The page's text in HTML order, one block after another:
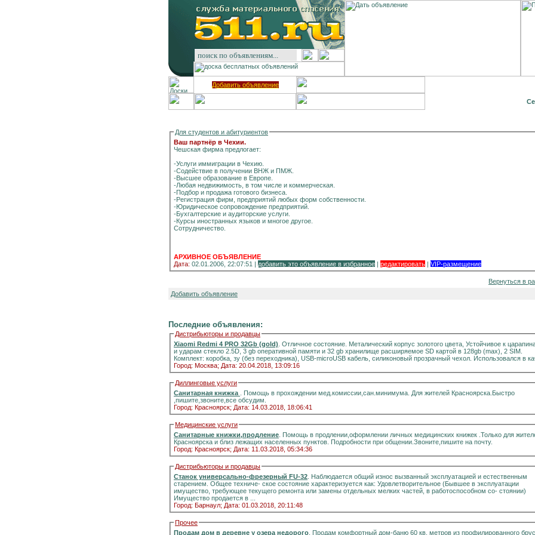
Добавить объявление
Для студентов и абитуриентов
Ваш партнёр в Чехии.
Чешская фирма предлогает:
-Услуги иммиграции в Чехию.
-Содействие в получении ВНЖ и ПМЖ.
-Высшее образование в Европе.
-Любая недвижимость, в том числе и коммерческая.
-Подбор и продажа готового бизнеса.
-Регистрация фирм, предприятий любых форм собственности.
-Юридическое сопровождение предприятий.
-Бухгалтерские и аудиторские услуги.
-Курсы иностранных языков и многое другое.
Сотрудничество.
АРХИВНОЕ ОБЪЯВЛЕНИЕ
Дата: 02.01.2006, 22:07:51 | добавить это объявление в избранное | редактировать | VIP-размещение
Вернуться в
Добавить объявление
Последние объявления:
Дистрибьюторы и продавцы
Xiaomi Redmi 4 PRO 32Gb (gold) . Отличное состояние. Металический корпус золотого цвета, Устойчивое к
и ударам стекло 2.5D, 3 gb оперативной памяти и 32 gb хранилище расширяемое SD картой в 128gb (max), 2 SIM.
Комплект: коробка, зу (без переходника), USB-microUSB кабель, силиконовый прозрачный чехол. Использовался в
Город: Москва; Дата: 20.04.2018, 13:09:16
Диллинговые услуги
Санитарная книжка
. Помощь в прохождении мед.комиссии,сан.минимума. Для жителей Красноярска.Быстро
,пишите,звоните,все обсудим.
Город: Красноярск; Дата: 14.03.2018, 18:06:41
Медицинские услуги
Санитарные книжки,продление . Помощь в продлении,оформлении личных медицинских книжек .Только для
Красноярска и близ лежащих населенных пунктов. Подробности при общении.Звоните,пишите на почту.
Город: Красноярск; Дата: 11.03.2018, 05:34:36
Дистрибьюторы и продавцы
Станок универсально-фрезерный FU-32 . Наблюдается общий износ вызванный эксплуатацией и естественным
старением. Общее техниче- ское состояние характеризуется как: Удовлетворительное (Бывшее в эксплуатации
имущество, требующее текущего ремонта или замены отдельных мелких частей, в работоспособном со- стоянии)
Имущество продается в ...
Город: Барнаул; Дата: 01.03.2018, 20:11:48
Прочее
Продам дом в деревне у озера недорого . Продам комфортный дом-баню 60 кв. метров из профилированного бруса